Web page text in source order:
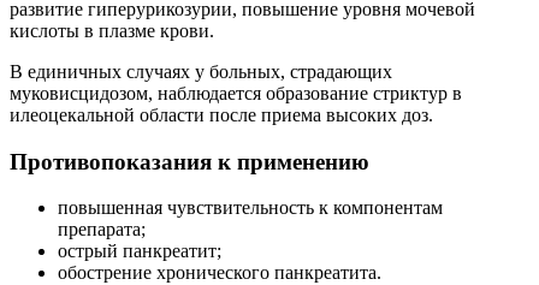
развитие гиперурикозурии, повышение уровня мочевой
кислоты в плазме крови.
В единичных случаях у больных, страдающих
муковисцидозом, наблюдается образование стриктур в
илеоцекальной области после приема высоких доз.
Противопоказания к применению
повышенная чувствительность к компонентам
препарата;
острый панкреатит;
обострение хронического панкреатита.